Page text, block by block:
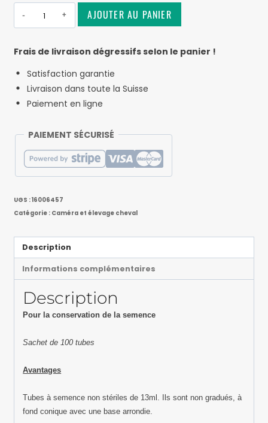
AJOUTER AU PANIER
Frais de livraison dégressifs selon le panier !
Satisfaction garantie
Livraison dans toute la Suisse
Paiement en ligne
PAIEMENT SÉCURISÉ
UGS :16006457
Catégorie : Caméra et élevage cheval
Description
Informations complémentaires
Description
Pour la conservation de la semence
Sachet de 100 tubes
Avantages
Tubes à semence non stériles de 13ml. Ils sont non gradués, à
fond conique avec une base arrondie.